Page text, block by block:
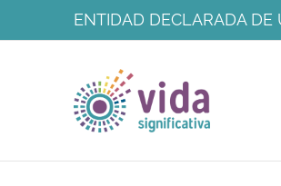
ENTIDAD DECLARADA